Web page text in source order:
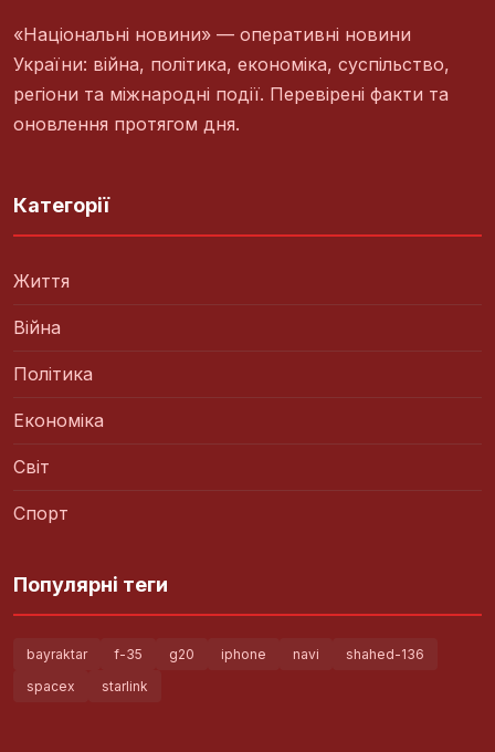
«Національні новини» — оперативні новини
України: війна, політика, економіка, суспільство,
регіони та міжнародні події. Перевірені факти та
оновлення протягом дня.
Категорії
Життя
Війна
Політика
Економіка
Світ
Спорт
Популярні теги
bayraktar f-35 g20 iphone navi
shahed-136
spacex
starlink